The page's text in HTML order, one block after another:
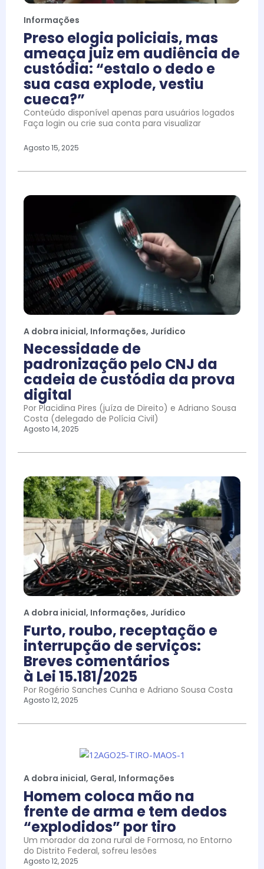
Informações
Preso elogia policiais, mas
ameaça juiz em audiência de
custódia: “estalo o dedo e
sua casa explode, vestiu
cueca?”
Conteúdo disponível apenas para usuários logados
Faça login ou crie sua conta para visualizar
Agosto 15, 2025
A dobra inicial, Informações, Jurídico
Necessidade de
padronização pelo CNJ da
cadeia de custódia da prova
digital
Por Placidina Pires (juíza de Direito) e Adriano Sousa
Costa (delegado de Polícia Civil)
Agosto 14, 2025
A dobra inicial, Informações, Jurídico
Furto, roubo, receptação e
interrupção de serviços:
Breves comentários
à Lei 15.181/2025
Por Rogério Sanches Cunha e Adriano Sousa Costa
Agosto 12, 2025
A dobra inicial, Geral, Informações
Homem coloca mão na
frente de arma e tem dedos
“explodidos” por tiro
Um morador da zona rural de Formosa, no Entorno
do Distrito Federal, sofreu lesões
Agosto 12, 2025